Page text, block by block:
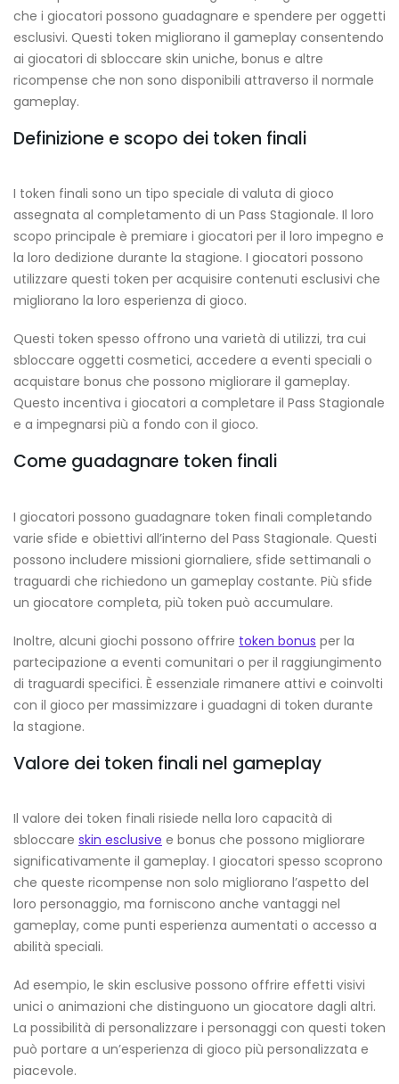
che i giocatori possono guadagnare e spendere per oggetti
esclusivi. Questi token migliorano il gameplay consentendo
ai giocatori di sbloccare skin uniche, bonus e altre
ricompense che non sono disponibili attraverso il normale
gameplay.
Definizione e scopo dei token finali
I token finali sono un tipo speciale di valuta di gioco
assegnata al completamento di un Pass Stagionale. Il loro
scopo principale è premiare i giocatori per il loro impegno e
la loro dedizione durante la stagione. I giocatori possono
utilizzare questi token per acquisire contenuti esclusivi che
migliorano la loro esperienza di gioco.
Questi token spesso offrono una varietà di utilizzi, tra cui
sbloccare oggetti cosmetici, accedere a eventi speciali o
acquistare bonus che possono migliorare il gameplay.
Questo incentiva i giocatori a completare il Pass Stagionale
e a impegnarsi più a fondo con il gioco.
Come guadagnare token finali
I giocatori possono guadagnare token finali completando
varie sfide e obiettivi all’interno del Pass Stagionale. Questi
possono includere missioni giornaliere, sfide settimanali o
traguardi che richiedono un gameplay costante. Più sfide
un giocatore completa, più token può accumulare.
Inoltre, alcuni giochi possono offrire token bonus per la
partecipazione a eventi comunitari o per il raggiungimento
di traguardi specifici. È essenziale rimanere attivi e coinvolti
con il gioco per massimizzare i guadagni di token durante
la stagione.
Valore dei token finali nel gameplay
Il valore dei token finali risiede nella loro capacità di
sbloccare skin esclusive e bonus che possono migliorare
significativamente il gameplay. I giocatori spesso scoprono
che queste ricompense non solo migliorano l’aspetto del
loro personaggio, ma forniscono anche vantaggi nel
gameplay, come punti esperienza aumentati o accesso a
abilità speciali.
Ad esempio, le skin esclusive possono offrire effetti visivi
unici o animazioni che distinguono un giocatore dagli altri.
La possibilità di personalizzare i personaggi con questi token
può portare a un’esperienza di gioco più personalizzata e
piacevole.